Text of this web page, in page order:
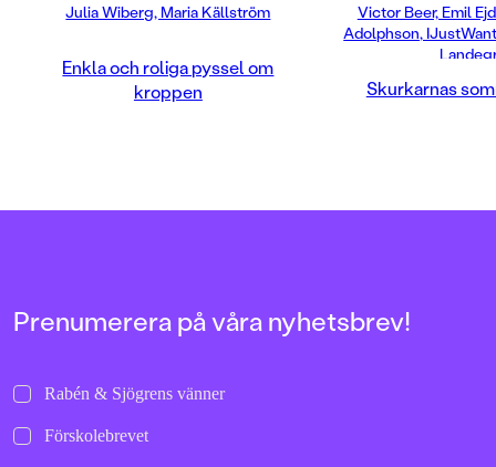
Julia Wiberg, Maria Källström
Enkla och roliga pyssel om
kroppen
målgruppen.
Victor Beer, Emil
Adolphson,
Skurkarnas
Prenumerera på våra nyhetsbrev!
Rabén & Sjögrens vänner
Förskolebrevet